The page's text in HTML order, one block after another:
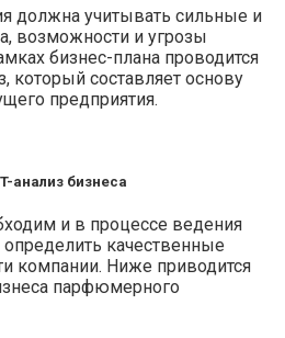
должна учитывать сильные и
возможности и угрозы
бизнес-плана проводится
который составляет основу
предприятия.
анализ бизнеса
и в процессе ведения
определить качественные
компании. Ниже приводится
парфюмерного